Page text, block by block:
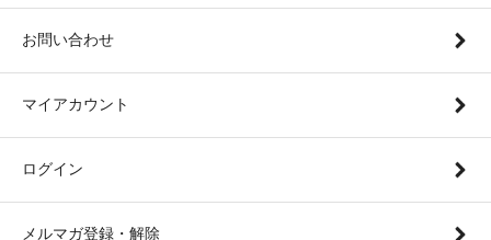
お問い合わせ
マイアカウント
ログイン
メルマガ登録・解除